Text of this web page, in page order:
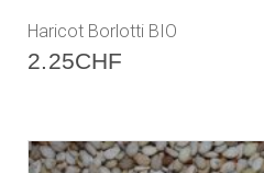
Haricot Borlotti BIO
2.25CHF